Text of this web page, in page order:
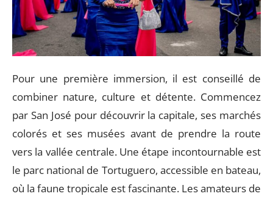
Pour une première immersion, il est conseillé de
combiner nature, culture et détente. Commencez
par San José pour découvrir la capitale, ses marchés
colorés et ses musées avant de prendre la route
vers la vallée centrale. Une étape incontournable est
le parc national de Tortuguero, accessible en bateau,
où la faune tropicale est fascinante. Les amateurs de